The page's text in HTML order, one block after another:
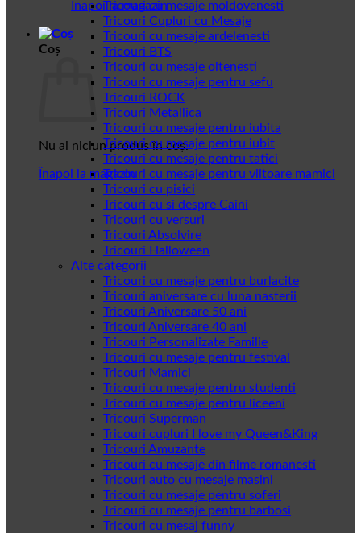
Înapoi la magazin
Coș
Nu ai niciun produs în coș.
Înapoi la magazin
Tricouri cu mesaje moldovenesti
Tricouri Cupluri cu Mesaje
Tricouri cu mesaje ardelenesti
Tricouri BTS
Tricouri cu mesaje oltenesti
Tricouri cu mesaje pentru sefu
Tricouri ROCK
Tricouri Metallica
Tricouri cu mesaje pentru iubita
Tricouri cu mesaje pentru iubit
Tricouri cu mesaje pentru tatici
Tricouri cu mesaje pentru viitoare mamici
Tricouri cu pisici
Tricouri cu si despre Caini
Tricouri cu versuri
Tricouri Absolvire
Tricouri Halloween
Alte categorii
Tricouri cu mesaje pentru burlacite
Tricouri aniversare cu luna nasterii
Tricouri Aniversare 50 ani
Tricouri Aniversare 40 ani
Tricouri Personalizate Familie
Tricouri cu mesaje pentru festival
Tricouri Mamici
Tricouri cu mesaje pentru studenti
Tricouri cu mesaje pentru liceeni
Tricouri Superman
Tricouri cupluri I love my Queen&King
Tricouri Amuzante
Tricouri cu mesaje din filme romanesti
Tricouri auto cu mesaje masini
Tricouri cu mesaje pentru soferi
Tricouri cu mesaje pentru barbosi
Tricouri cu mesaj funny